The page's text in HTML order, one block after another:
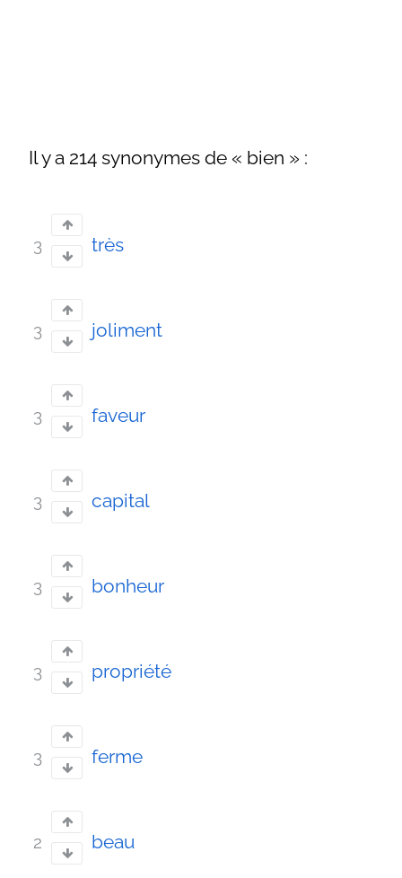
Il y a 214 synonymes de « bien » :
3 très
3 joliment
3 faveur
3 capital
3 bonheur
3 propriété
3 ferme
2 beau